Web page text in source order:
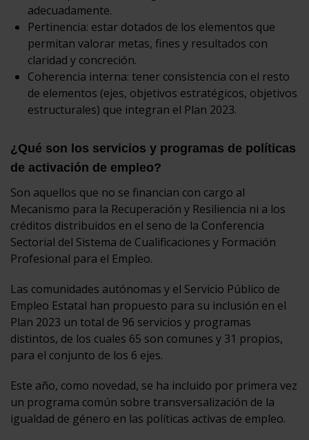
adecuadamente.
Pertinencia: estar dotados de los elementos que
permitan valorar metas, fines y resultados con
claridad y concreción.
Coherencia interna: tener consistencia con el resto
de elementos (ejes, objetivos estratégicos, objetivos
estructurales) que integran el Plan 2023.
¿Qué son los servicios y programas de políticas
de activación de empleo?
Son aquellos que no se financian con cargo al
Mecanismo para la Recuperación y Resiliencia ni a los
créditos distribuidos en el seno de la Conferencia
Sectorial del Sistema de Cualificaciones y Formación
Profesional para el Empleo.
Las comunidades autónomas y el Servicio Público de
Empleo Estatal han propuesto para su inclusión en el
Plan 2023 un total de 96 servicios y programas
distintos, de los cuales 65 son comunes y 31 propios,
para el conjunto de los 6 ejes.
Este año, como novedad, se ha incluido por primera vez
un programa común sobre transversalización de la
igualdad de género en las políticas activas de empleo.